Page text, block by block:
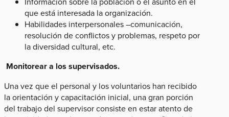
que está interesada la organización.
Habilidades interpersonales –comunicación,
resolución de conflictos y problemas, respeto por
la diversidad cultural, etc.
Monitorear a los supervisados.
Una vez que el personal y los voluntarios han recibido
la orientación y capacitación inicial, una gran porción
del trabajo del supervisor consiste en estar atento de